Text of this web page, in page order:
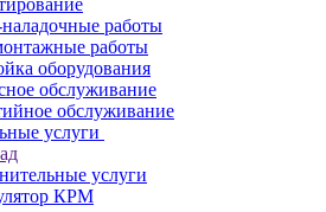
работы
работы
оборудования
обслуживание
обслуживание
услуги
услуги
КРМ